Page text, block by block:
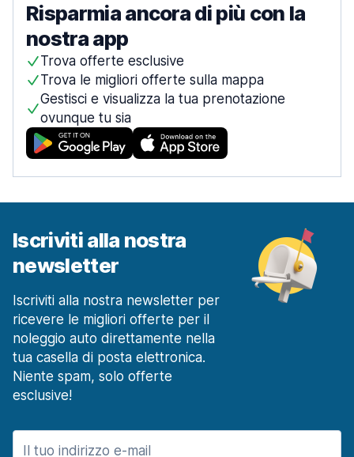
Risparmia ancora di più con la
nostra app
Trova offerte esclusive
Trova le migliori offerte sulla mappa
Gestisci e visualizza la tua prenotazione
ovunque tu sia
Iscriviti alla nostra
newsletter
Iscriviti alla nostra newsletter per
ricevere le migliori offerte per il
noleggio auto direttamente nella
tua casella di posta elettronica.
Niente spam, solo offerte
esclusive!